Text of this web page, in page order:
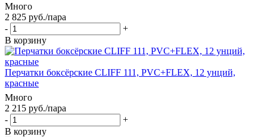
Много
2 825 руб./пара
-
+
В корзину
Перчатки боксёрские CLIFF 111, PVC+FLEX, 12 унций,
красные
Много
2 215 руб./пара
-
+
В корзину